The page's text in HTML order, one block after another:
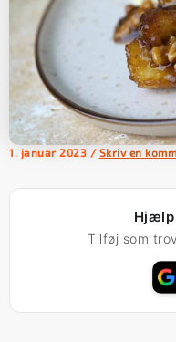
1. januar 2023 / Skriv en
Hjælp
Tilføj som